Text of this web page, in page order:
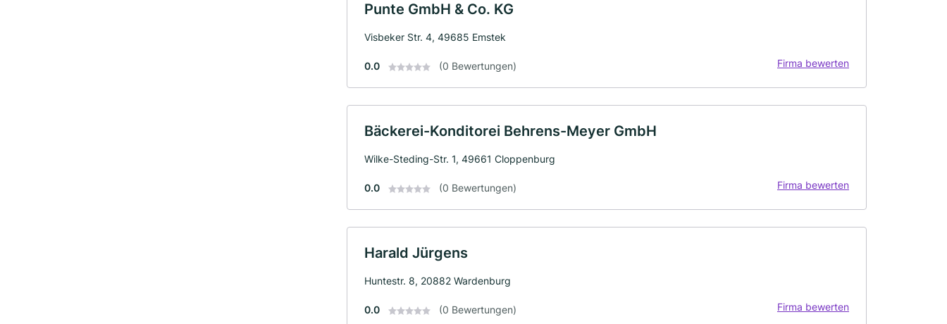
Punte GmbH & Co. KG
Visbeker Str. 4, 49685 Emstek
0.0 (0 Bewertungen) Firma bewerten
Bäckerei-Konditorei Behrens-Meyer GmbH
Wilke-Steding-Str. 1, 49661 Cloppenburg
0.0 (0 Bewertungen) Firma bewerten
Harald Jürgens
Huntestr. 8, 20882 Wardenburg
0.0 (0 Bewertungen) Firma bewerten